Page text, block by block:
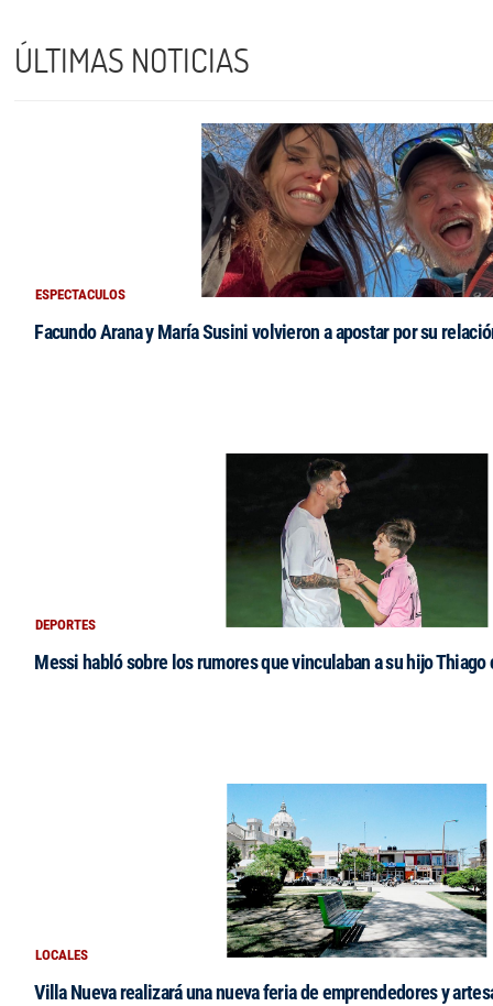
ÚLTIMAS NOTICIAS
ESPECTACULOS
Facundo Arana y María Susini volvieron a apostar por su
DEPORTES
Messi habló sobre los rumores que vinculaban a su hijo Thiago
LOCALES
Villa Nueva realizará una nueva feria de emprendedores y